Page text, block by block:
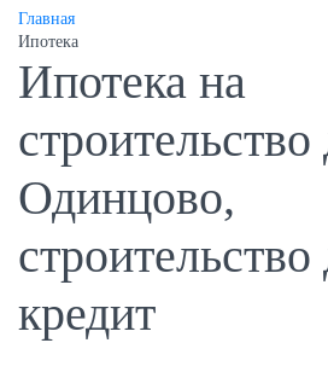
Главная
Ипотека
Ипотека на
Одинцово,
кредит